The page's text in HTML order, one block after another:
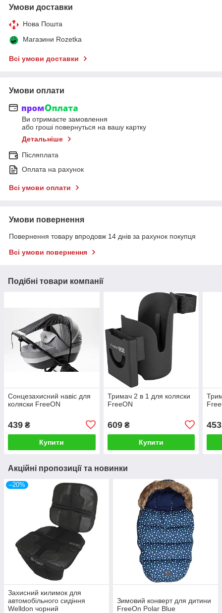
Умови доставки
Нова Пошта
Магазини Rozetka
Всі умови доставки
Умови оплати
Ви отримаєте замовлення
або гроші повернуться на вашу картку
Детальніше
Післяплата
Оплата на рахунок
Всі умови оплати
Умови повернення
Повернення товару впродовж 14 днів за рахунок покупця
Всі умови повернення
Подібні товари компанії
Сонцезахисний навіс для
коляски FreeON
439 ₴
Купити
Тримач 2 в 1 для коляски
FreeON
609₴
Купити
453
Акційні пропозиції та новинки
–20%
Захисний килимок для
автомобільного сидіння
Welldon чорний
Зимовий конверт для дитини
FreeOn Polar Blue